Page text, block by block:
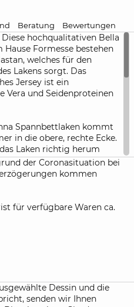
Beratung Bewertungen
hochqualitativen Bella
Formesse bestehen
welches für den
Lakens sorgt. Das
Jersey ist ein
Vera und Seidenproteinen
Spannbettlaken kommt
in die obere, rechte Ecke.
Laken richtig herum
Spannbettlaken für
für Ihr
die Farben und die
können.
der Coronasituation bei
kommen
für verfügbare Waren ca.
Dessin und die
senden wir Ihnen